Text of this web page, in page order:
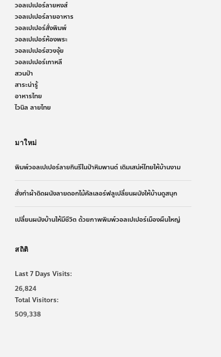
วอลเปเปอร์ลายหงส์
วอลเปเปอร์ลายอาหาร
วอลเปเปอร์สั่งพิมพ์
วอลเปเปอร์ห้องพระ
วอลเปเปอร์ฮวงจุ้ย
วอลเปเปอร์เกาหลี
สวนป่า
สาระน่ารู้
อาหารไทย
ไวนิล ลายไทย
มาใหม่
พิมพ์วอลเปเปอร์ลายกินรีในป่าหิมพานต์ เติมเสน่ห์ไทยให้บ้านงาม
สั่งทำผ้าติดผนังลายดอกไม้คัลเลอร์ฟลูเปลี่ยนผนังให้บ้านดูสนุก
เปลี่ยนผนังบ้านให้มีชีวิต ด้วยภาพพิมพ์วอลเปเปอร์เมืองผืนใหญ่
สถิติ
Last 7 Days Visits:
26,824
Total Visitors:
509,338